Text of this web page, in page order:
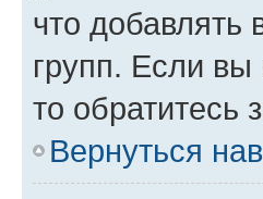
что
групп. Если
то обратитесь
Вернуться